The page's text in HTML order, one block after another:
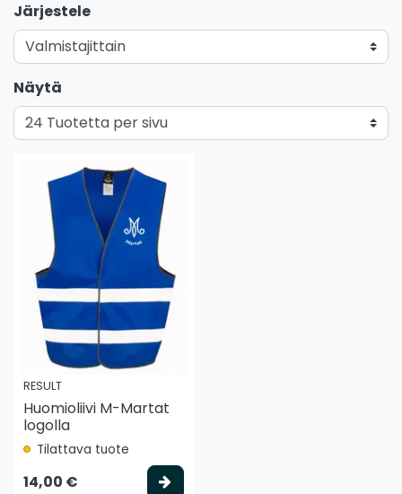
Järjestele
Näytä
RESULT
Huomioliivi M-Martat
logolla
Tilattava tuote
14,00 €